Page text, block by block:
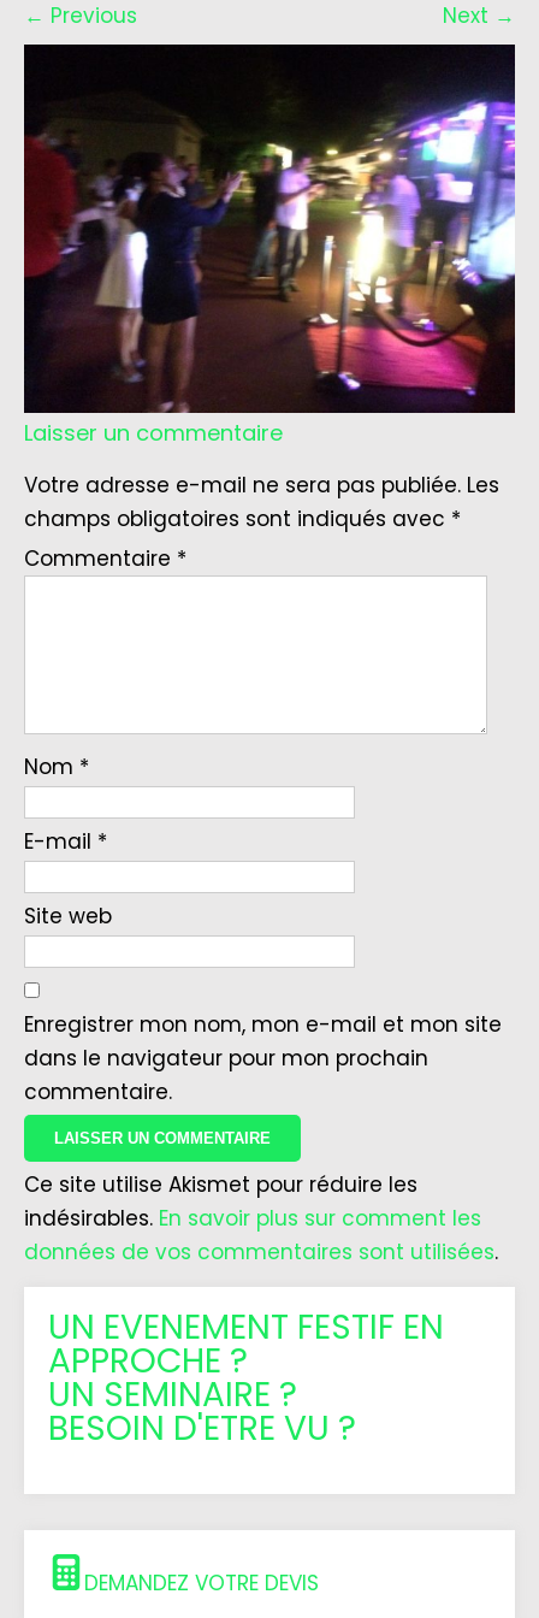
← Previous Next →
Laisser un commentaire
Votre adresse e-mail ne sera pas publiée. Les
champs obligatoires sont indiqués avec *
Commentaire *
Nom *
E-mail *
Site web
Enregistrer mon nom, mon e-mail et mon site
dans le navigateur pour mon prochain
commentaire.
Ce site utilise Akismet pour réduire les
indésirables. En savoir plus sur comment les
données de vos commentaires sont utilisées.
UN EVENEMENT FESTIF EN
APPROCHE ?
UN SEMINAIRE ?
BESOIN D'ETRE VU ?
DEMANDEZ VOTRE DEVIS